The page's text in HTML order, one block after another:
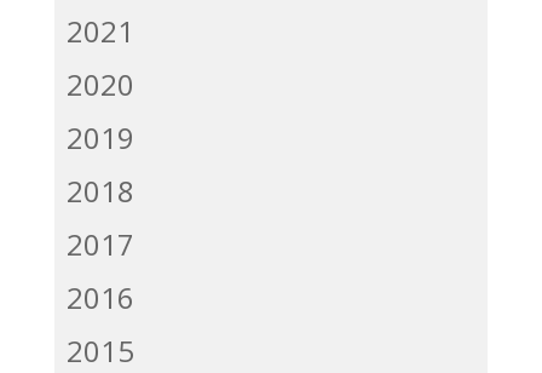
2021
2020
2019
2018
2017
2016
2015